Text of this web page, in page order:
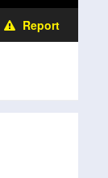
Report